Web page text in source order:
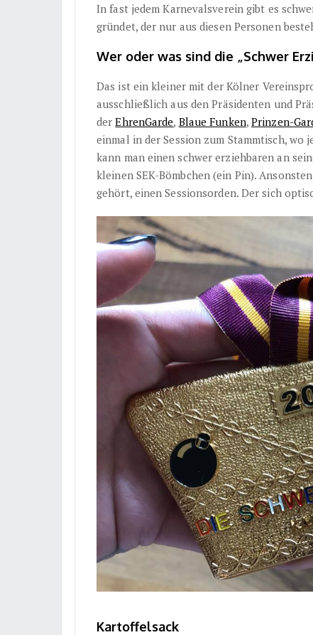
In fast jedem Karnevalsverein gibt es
gründet, der nur aus diesen Personen
Wer oder was sind die „Schwer
Das ist ein kleiner mit der Kölner
ausschließlich aus den Präsidenten und
derEhrenGarde, Blaue Funken,Prinzen-
einmal in der Session zum Stammtisch, wo
kann man einen schwer erziehbaren an
kleinen SEK-Bömbchen (ein Pin).
gehört, einen Sessionsorden. Der sich
Kartoffelsack